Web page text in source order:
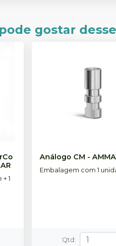
gostar
1
Análogo CM -
Embalagem com 1
Qtd :